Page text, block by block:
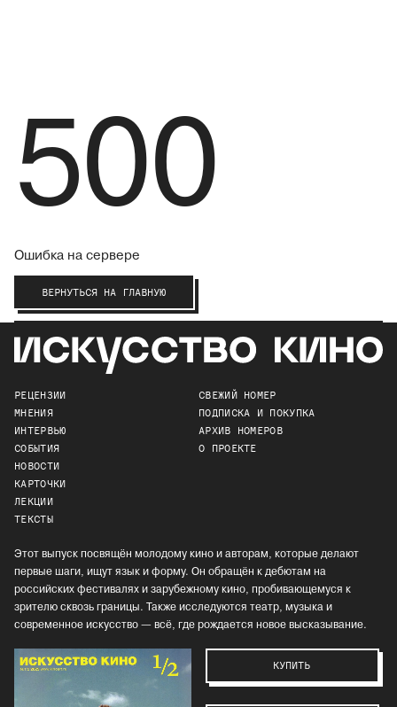
500
Ошибка на сервере
ВЕРНУТЬСЯ НА ГЛАВНУЮ
РЕЦЕНЗИИ
МНЕНИЯ
ИНТЕРВЬЮ
СОБЫТИЯ
НОВОСТИ
КАРТОЧКИ
ЛЕКЦИИ
ТЕКСТЫ
СВЕЖИЙ НОМЕР
ПОДПИСКА И ПОКУПКА
АРХИВ НОМЕРОВ
О ПРОЕКТЕ
Этот выпуск посвящён молодому кино и авторам, которые делают
первые шаги, ищут язык и форму. Он обращён к дебютам на
российских фестивалях и зарубежному кино, пробивающемуся к
зрителю сквозь границы. Также исследуются театр, музыка и
современное искусство — всё, где рождается новое высказывание.
КУПИТЬ